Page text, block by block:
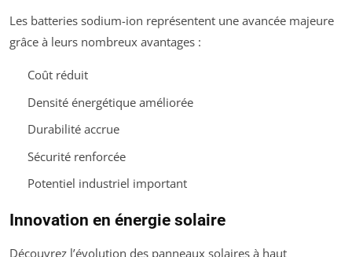
Les batteries sodium-ion représentent une avancée majeure
grâce à leurs nombreux avantages :
Coût réduit
Densité énergétique améliorée
Durabilité accrue
Sécurité renforcée
Potentiel industriel important
Innovation en énergie solaire
Découvrez l’évolution des panneaux solaires à haut